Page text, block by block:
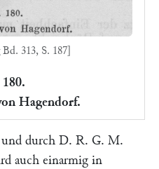
313, S. 187]
Hagendorf.
und durch D. R. G. M.
auch einarmig in